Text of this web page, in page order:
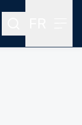
Rechercher